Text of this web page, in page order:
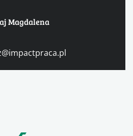
Magdalena